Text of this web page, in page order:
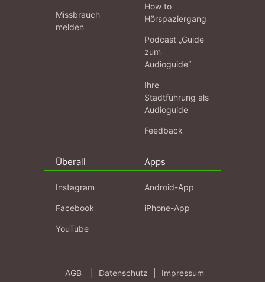
Missbrauch
melden
How to
Hörspaziergang
Podcast „Guide
zum
Audioguide“
Ihre
Stadtführung als
Audioguide
Feedback
Überall
Instagram
Facebook
YouTube
Apps
Android-App
iPhone-App
AGB Datenschutz Impressum